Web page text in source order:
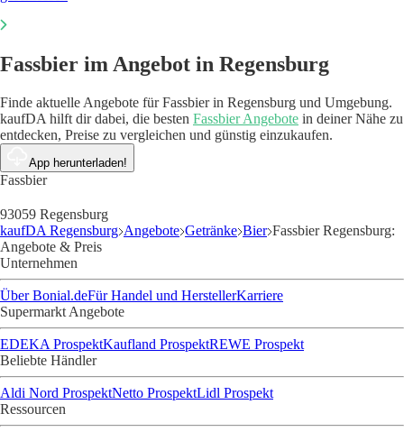
Fassbier im Angebot in Regensburg
Finde aktuelle Angebote für Fassbier in Regensburg und Umgebung.
kaufDA hilft dir dabei, die besten Fassbier Angebote in deiner Nähe zu
entdecken, Preise zu vergleichen und günstig einzukaufen.
App herunterladen!
Fassbier
93059 Regensburg
kaufDA Regensburg Angebote Getränke Bier Fassbier Regensburg:
Angebote & Preis
Unternehmen
Über Bonial.deFür Handel und HerstellerKarriere
Supermarkt Angebote
EDEKA ProspektKaufland ProspektREWE Prospekt
Beliebte Händler
Aldi Nord ProspektNetto ProspektLidl Prospekt
Ressourcen